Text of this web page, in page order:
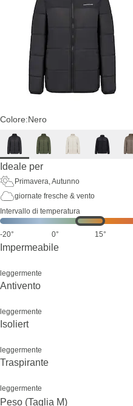
Colore:Nero
Ideale per
Primavera, Autunno
giornate fresche & vento
Intervallo di temperatura
-20° 0° 15°
Impermeabile
leggermente
Antivento
leggermente
Isoliert
leggermente
Traspirante
leggermente
Peso (Taglia M)